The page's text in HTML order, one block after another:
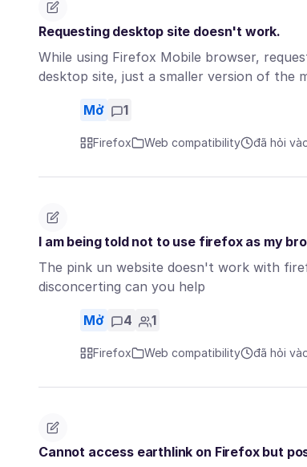
Requesting desktop site doesn't work.
While using Firefox Mobile browser,
desktop site, just a smaller version of the
Mở 1
Firefox Web compatibility đã hỏi
I am being told not to use firefox as my
The pink un website doesn't work with
disconcerting can you help
Mở 4 1
Firefox Web compatibility đã hỏi
Cannot access earthlink on Firefox but